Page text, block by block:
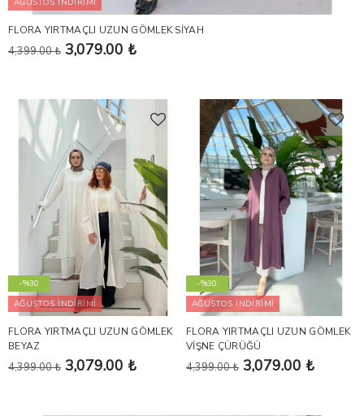
AĞUSTOS İNDİRİMİ
FLORA YIRTMAÇLI UZUN GÖMLEK SİYAH
4,399.00 ₺ 3,079.00 ₺
-%30
AĞUSTOS İNDİRİMİ
FLORA YIRTMAÇLI UZUN GÖMLEK
BEYAZ
4,399.00 ₺ 3,079.00 ₺
-%30
AĞUSTOS İNDİRİMİ
FLORA YIRTMAÇLI UZUN GÖMLEK
VİŞNE ÇÜRÜĞÜ
4,399.00 ₺ 3,079.00 ₺